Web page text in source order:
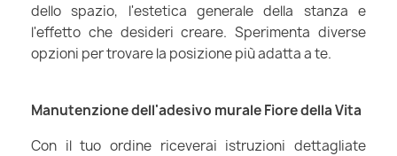
dello spazio, l'estetica generale della stanza e
l'effetto che desideri creare. Sperimenta diverse
opzioni per trovare la posizione più adatta a te.
Manutenzione dell'adesivo murale Fiore della Vita
Con il tuo ordine riceverai istruzioni dettagliate